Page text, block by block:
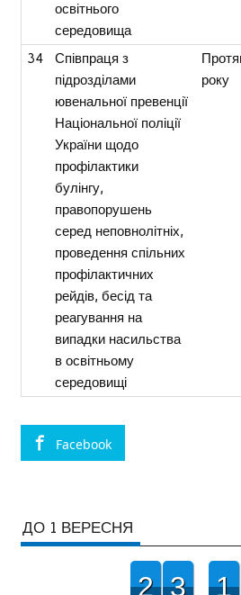
освітнього
середовища
34
Співпраця з
підрозділами
ювенальної превенції
Національної поліції
України щодо
профілактики
булінгу,
правопорушень
серед неповнолітніх,
проведення спільних
профілактичних
рейдів, бесід та
реагування на
випадки насильства
в освітньому
середовищі
року
Facebook
ДО 1 ВЕРЕСНЯ
2 3 1